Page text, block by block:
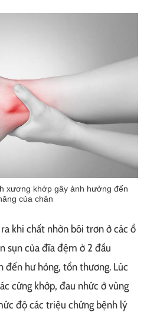
xương khớp gây ảnh hưởng đến
của chân
khi chất nhờn bôi trơn ở các ổ
sụn của đĩa đệm ở 2 đầu
đến hư hỏng, tổn thương. Lúc
cứng khớp, đau nhức ở vùng
độ các triệu chứng bệnh lý